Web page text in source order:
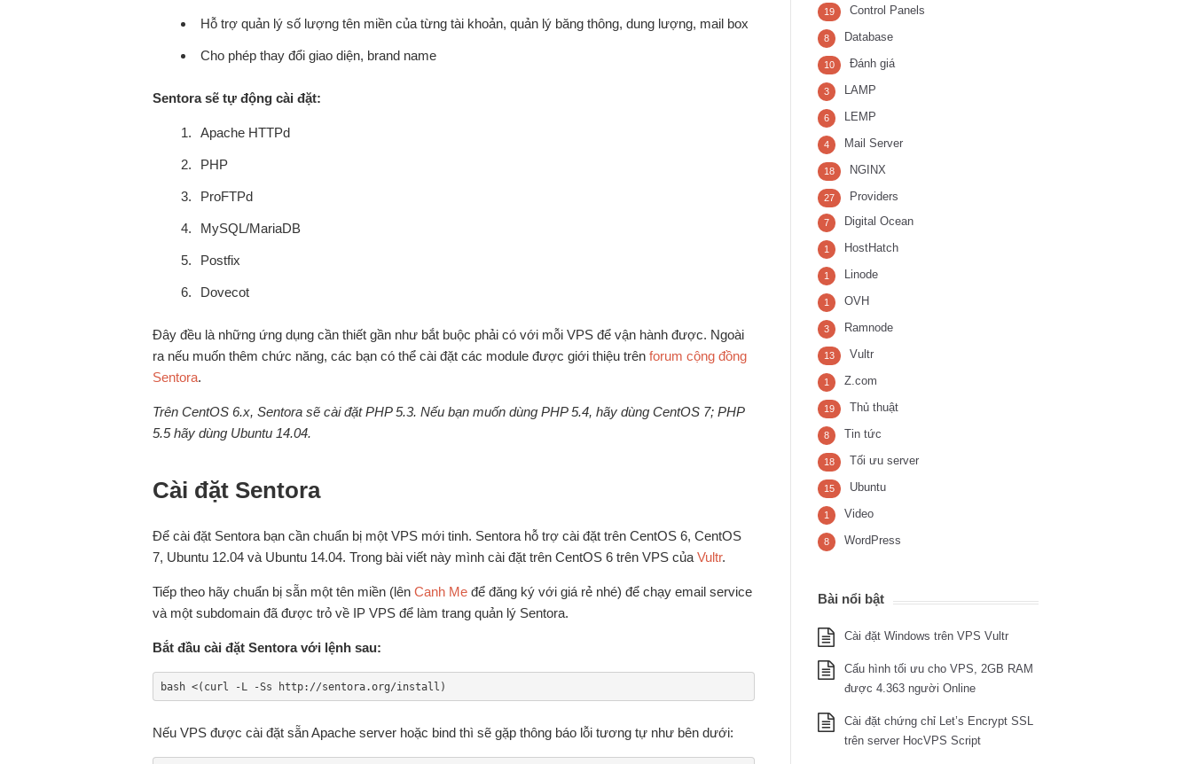
Hỗ trợ quản lý số lượng tên miền của từng tài khoản, quản lý băng thông, dung lượng, mail box
Cho phép thay đổi giao diện, brand name
Sentora sẽ tự động cài đặt:
Apache HTTPd
PHP
ProFTPd
MySQL/MariaDB
Postfix
Dovecot
Đây đều là những ứng dụng cần thiết gần như bắt buộc phải có với mỗi VPS để vận hành được. Ngoài
ra nếu muốn thêm chức năng, các bạn có thể cài đặt các module được giới thiệu trên forum cộng đồng
Sentora.
Trên CentOS 6.x, Sentora sẽ cài đặt PHP 5.3. Nếu bạn muốn dùng PHP 5.4, hãy dùng CentOS 7; PHP
5.5 hãy dùng Ubuntu 14.04.
Cài đặt Sentora
Để cài đặt Sentora bạn cần chuẩn bị một VPS mới tinh. Sentora hỗ trợ cài đặt trên CentOS 6, CentOS
7, Ubuntu 12.04 và Ubuntu 14.04. Trong bài viết này mình cài đặt trên CentOS 6 trên VPS của Vultr.
Tiếp theo hãy chuẩn bị sẵn một tên miền (lên Canh Me để đăng ký với giá rẻ nhé) để chạy email service
và một subdomain đã được trỏ về IP VPS để làm trang quản lý Sentora.
Bắt đầu cài đặt Sentora với lệnh sau:
bash <(curl -L -Ss http://sentora.org/install)
Nếu VPS được cài đặt sẵn Apache server hoặc bind thì sẽ gặp thông báo lỗi tương tự như bên dưới:
Control Panels
19
Database
8
Đánh giá
10
LAMP
3
LEMP
6
Mail Server
4
NGINX
18
Providers
27
Digital Ocean
7
HostHatch
1
Linode
1
OVH
1
Ramnode
3
Vultr
13
Z.com
1
Thủ thuật
19
Tin tức
8
Tối ưu server
18
Ubuntu
15
Video
1
WordPress
8
Bài nổi bật
Cài đặt Windows trên VPS Vultr
Cấu hình tối ưu cho VPS, 2GB RAM
được 4.363 người Online
Cài đặt chứng chỉ Let’s Encrypt SSL
trên server HocVPS Script